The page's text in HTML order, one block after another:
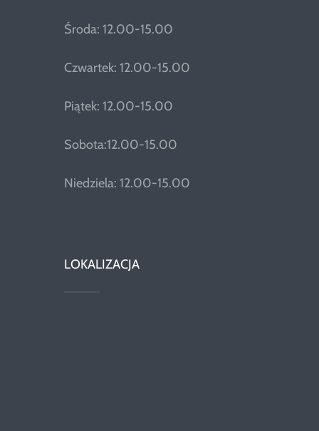
Środa: 12.00-15.00
Czwartek: 12.00-15.00
Piątek: 12.00-15.00
Sobota:12.00-15.00
Niedziela: 12.00-15.00
LOKALIZACJA